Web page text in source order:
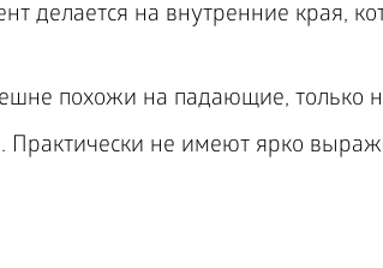
делается на внутренние края,
похожи на падающие, только
Практически не имеют ярко